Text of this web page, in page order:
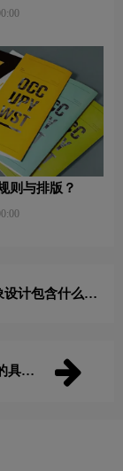
则与排版？
计包含什么内
具体